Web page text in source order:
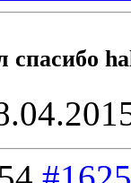
cпасибо